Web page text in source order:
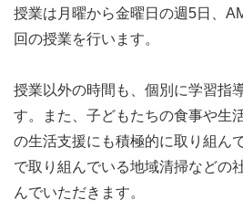
授業は月曜から金曜日の週5日、
回の授業を行います。
授業以外の時間も、個別に学習指
す。また、子どもたちの食事や生
の生活支援にも積極的に取り組ん
で取り組んでいる地域清掃などの
んでいただきます。